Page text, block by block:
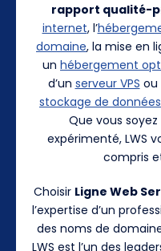
rapport qualité-
internet, l’
domaine, la mise en
un hébergement
d’un serveur VPS ou
stockage de données
Que vous
expérimenté, LWS
compris
Choisir Ligne Web
l’expertise d’un
des noms de
LWS est l’un des